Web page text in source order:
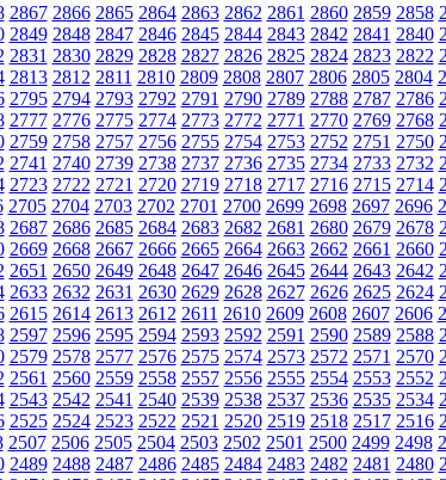
2867 2866 2865 2864 2863 2862 2861 2860 2859 2858
2849 2848 2847 2846 2845 2844 2843 2842 2841 2840
2831 2830 2829 2828 2827 2826 2825 2824 2823 2822
2813 2812 2811 2810 2809 2808 2807 2806 2805 2804
2795 2794 2793 2792 2791 2790 2789 2788 2787 2786
2777 2776 2775 2774 2773 2772 2771 2770 2769 2768
2759 2758 2757 2756 2755 2754 2753 2752 2751 2750
2741 2740 2739 2738 2737 2736 2735 2734 2733 2732
2723 2722 2721 2720 2719 2718 2717 2716 2715 2714
2705 2704 2703 2702 2701 2700 2699 2698 2697 2696
2687 2686 2685 2684 2683 2682 2681 2680 2679 2678
2669 2668 2667 2666 2665 2664 2663 2662 2661 2660
2651 2650 2649 2648 2647 2646 2645 2644 2643 2642
2633 2632 2631 2630 2629 2628 2627 2626 2625 2624
2615 2614 2613 2612 2611 2610 2609 2608 2607 2606
2597 2596 2595 2594 2593 2592 2591 2590 2589 2588
2579 2578 2577 2576 2575 2574 2573 2572 2571 2570
2561 2560 2559 2558 2557 2556 2555 2554 2553 2552
2543 2542 2541 2540 2539 2538 2537 2536 2535 2534
2525 2524 2523 2522 2521 2520 2519 2518 2517 2516
2507 2506 2505 2504 2503 2502 2501 2500 2499 2498
2489 2488 2487 2486 2485 2484 2483 2482 2481 2480